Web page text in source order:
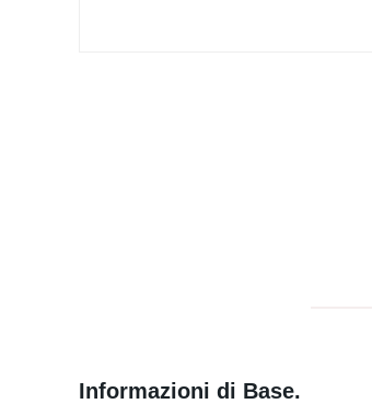
Informazioni di Base.